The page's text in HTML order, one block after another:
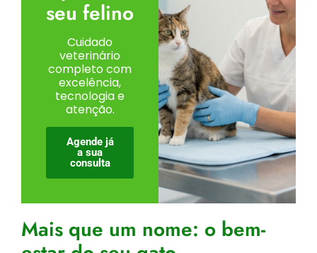
seu felino
Cuidado
veterinário
completo com
excelência,
tecnologia e
atenção.
Agende já
a sua
consulta
Mais que um nome: o bem-